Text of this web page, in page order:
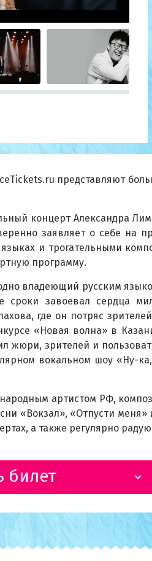
представляют
концерт Александра
заявляет о себе на
и трогательными
программу.
владеющий русским
завоевал сердца
где он потряс
«Новая волна» в
жюри, зрителей и
вокальном шоу «Ну-
артистом РФ,
«Вокзал», «Отпусти
а также регулярно
билет